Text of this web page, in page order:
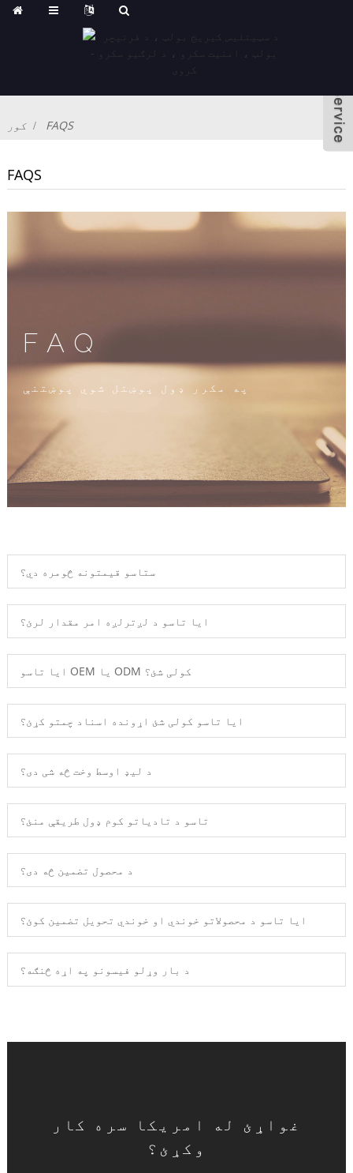
کور FAQS
FAQS
FAQ
په مکرر ډول پوښتل شوي پوښتنې
ستاسو قیمتونه څومره دي؟
ایا تاسو د لږترلږه امر مقدار لرئ؟
ایا تاسو OEM یا ODM کولی شئ؟
ایا تاسو کولی شئ اړونده اسناد چمتو کړئ؟
د لیډ اوسط وخت څه شی دی؟
تاسو د تادیاتو کوم ډول طریقې منئ؟
د محصول تضمین څه دی؟
ایا تاسو د محصولاتو خوندي او خوندي تحویل تضمین کوئ؟
د بار وړلو فیسونو په اړه څنګه؟
غواړئ له امریکا سره کار
وکړئ؟